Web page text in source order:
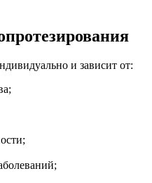
и зависит от: